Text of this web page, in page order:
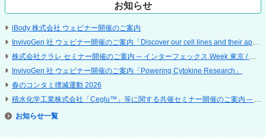
お知らせ
iBody 株式会社 ウェビナー開催のご案内
InvivoGen 社 ウェビナー開催のご案内「Discover our cell lines and their applications」
株式会社クラレ セミナー開催のご案内 ─ インターフェックス Week 東京 / 再生医療 EXPO 東京
InvivoGen 社 ウェビナー開催のご案内「Powering Cytokine Research」
春のコンタミ撲滅運動 2026
積水化学工業株式会社「Ceglu™」等に関する共催セミナー開催のご案内 ─ 第 25 回 日本再生医療学会総会
お知らせ